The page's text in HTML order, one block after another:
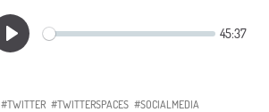
#TWITTER #TWITTERSPACES #SOCIALMEDIA